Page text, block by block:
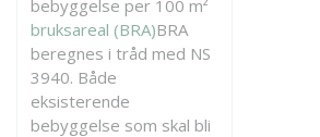
bebyggelse per 100 m²
bruksareal (BRA)BRA
beregnes i tråd med NS
3940. Både
eksisterende
bebyggelse som skal bli